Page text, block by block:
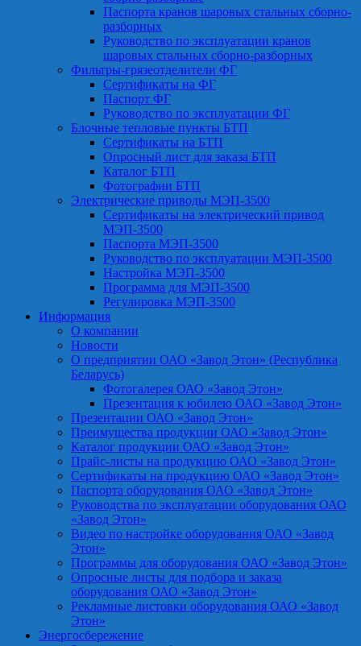
Паспорта кранов шаровых стальных сборно-
разборных
Руководство по эксплуатации кранов
шаровых стальных сборно-разборных
Фильтры-грязеотделители ФГ
Сертификаты на ФГ
Паспорт ФГ
Руководство по эксплуатации ФГ
Блочные тепловые пункты БТП
Сертификаты на БТП
Опросный лист для заказа БТП
Каталог БТП
Фотографии БТП
Электрические приводы МЭП-3500
Сертификаты на электрический привод
МЭП-3500
Паспорта МЭП-3500
Руководство по эксплуатации МЭП-3500
Настройка МЭП-3500
Программа для МЭП-3500
Регулировка МЭП-3500
Информация
О компании
Новости
О предприятии ОАО «Завод Этон» (Республика
Беларусь)
Фотогалерея ОАО «Завод Этон»
Презентация к юбилею ОАО «Завод Этон»
Презентации ОАО «Завод Этон»
Преимущества продукции ОАО «Завод Этон»
Каталог продукции ОАО «Завод Этон»
Прайс-листы на продукцию ОАО «Завод Этон»
Сертификаты на продукцию ОАО «Завод Этон»
Паспорта оборудования ОАО «Завод Этон»
Руководства по эксплуатации оборудования ОАО
«Завод Этон»
Видео по настройке оборудования ОАО «Завод
Этон»
Программы для оборудования ОАО «Завод Этон»
Опросные листы для подбора и заказа
оборудования ОАО «Завод Этон»
Рекламные листовки оборудования ОАО «Завод
Этон»
Энергосбережение